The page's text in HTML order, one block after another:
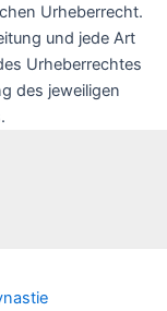
Urheberrecht.
und jede Art
Urheberrechtes
des jeweiligen